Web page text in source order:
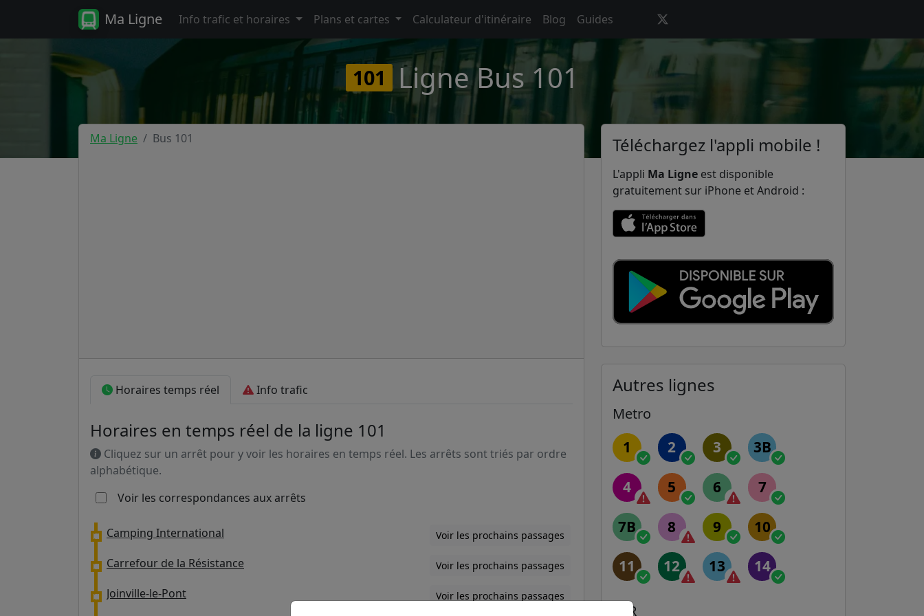
Ma Ligne Info trafic et horaires Plans et cartes Calculateur d'itinéraire Blog Guides
101 Ligne Bus 101
Ma Ligne Bus 101
Horaires temps réel Info trafic
Horaires en temps réel de la ligne 101
Cliquez sur un arrêt pour y voir les horaires en temps réel. Les arrêts sont triés par ordre
alphabétique.
Voir les correspondances aux arrêts
Camping International Voir les prochains passages
Carrefour de la Résistance Voir les prochains passages
Joinville-le-Pont Voir les prochains passages
Téléchargez l'appli mobile !
L'appli Ma Ligne est disponible
gratuitement sur iPhone et Android :
Autres lignes
Metro
1 2 3 3B
4 5 6 7
7B 8 9 10
11 12 13 14
RER